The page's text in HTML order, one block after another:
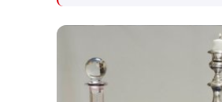
בזמן מעבר בהורמוז, שלושה